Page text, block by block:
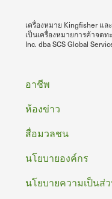
เครื่องหมาย Kingfisher แล
เป็นเครื่องหมายการค้าจดท
Inc. dba SCS Global
ท้าย
กระดาษ
อาชีพ
ห้องข่าว
สื่อมวลชน
นโยบายองค์กร
นโยบายความเป็นส่